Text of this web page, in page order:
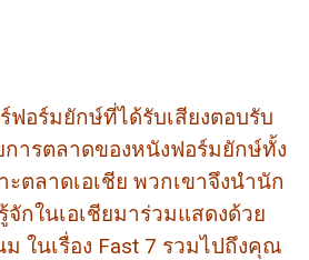
ฟอร์มยักษ์ที่ได้รับเสียงตอบรับ
ารตลาดของหนังฟอร์มยักษ์ทั้ง
ะตลาดเอเชีย พวกเขาจึงนำนัก
กในเอเชียมาร่วมแสดงด้วย
ในเรื่อง Fast 7 รวมไปถึงคุณ